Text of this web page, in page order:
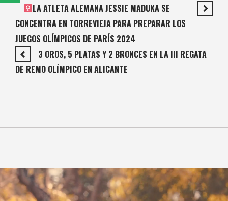
LA ATLETA ALEMANA JESSIE MADUKA SE
CONCENTRA EN TORREVIEJA PARA PREPARAR LOS
JUEGOS OLÍMPICOS DE PARÍS 2024
3 OROS, 5 PLATAS Y 2 BRONCES EN LA III REGATA
DE REMO OLÍMPICO EN ALICANTE